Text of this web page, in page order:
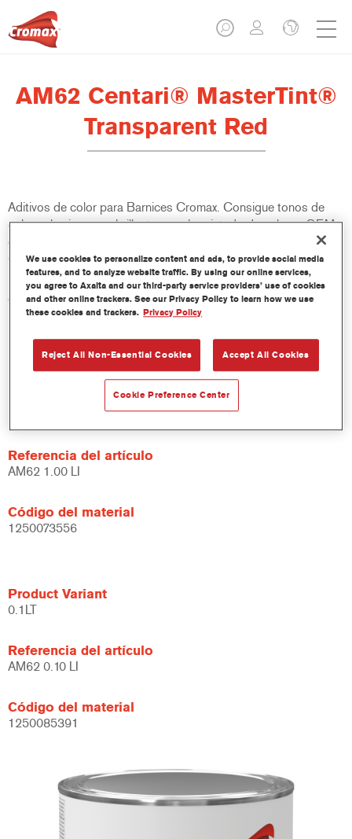
AM62 Centari® MasterTint®
Transparent Red
Aditivos de color para Barnices Cromax. Consigue tonos de
colores luminosos y brillantes en el repintado de colores OEM
de alto efecto cromático, tanto con las bases bipaca Cromax y
Cromax Pro, como con la base Centari.
Características del producto
Envasado en prácticos botes de 100 ml.
Disponible en diferentes colores.
Referencia del artículo
AM62 1.00 LI
Código del material
1250073556
Product Variant
0.1LT
Referencia del artículo
AM62 0.10 LI
Código del material
1250085391
We use cookies to personalize content and ads, to provide social media
features, and to analyze website traffic. By using our online services,
you agree to Axalta and our third-party service providers’ use of cookies
and other online trackers. See our Privacy Policy to learn how we use
these cookies and trackers. Privacy Policy
Reject All Non-Essential Cookies Accept All Cookies
Cookie Preference Center